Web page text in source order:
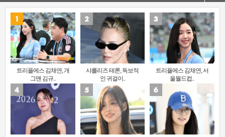
트리플에스 김채연, 개
그맨 김규..
샤를리즈 테론, 독보적
인 귀걸이..
트리플에스 김채연, 서
울월드컵..